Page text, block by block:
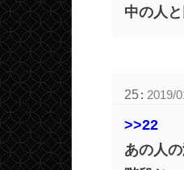
中の人
25: 2019/
>>22
あの人